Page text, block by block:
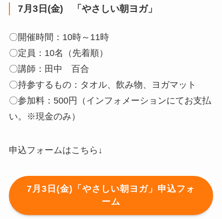
7月3日(金) 「やさしい朝ヨガ」
〇開催時間：10時～11時
〇定員：10名（先着順）
〇講師：田中 百合
〇持参するもの：タオル、飲み物、ヨガマット
〇参加料：500円（インフォメーションにてお支払
い。※現金のみ）
申込フォームはこちら↓
7月3日(金)「やさしい朝ヨガ」申込フォ
ーム